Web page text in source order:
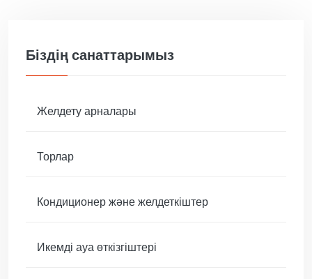
Біздің санаттарымыз
Желдету арналары
Торлар
Кондиционер және желдеткіштер
Икемді ауа өткізгіштері